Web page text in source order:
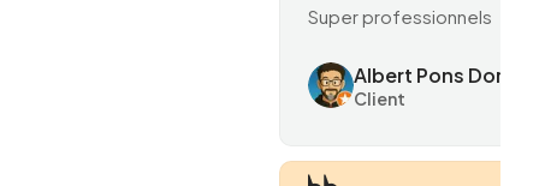
Super professionnels
Albert Pons
Client